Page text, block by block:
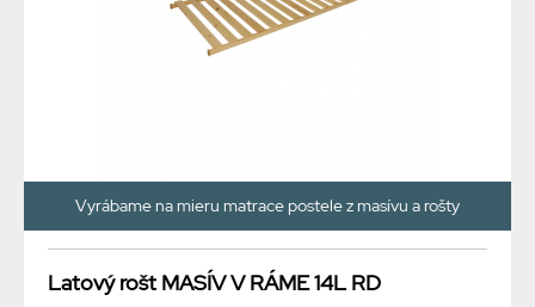
Vyrábame na mieru matrace postele z masívu a rošty
Latový rošt MASÍV V RÁME 14L RD